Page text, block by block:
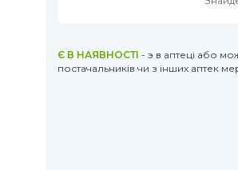
Є В НАЯВНОСТІ - э в аптеці або
постачальників чи з інших аптек